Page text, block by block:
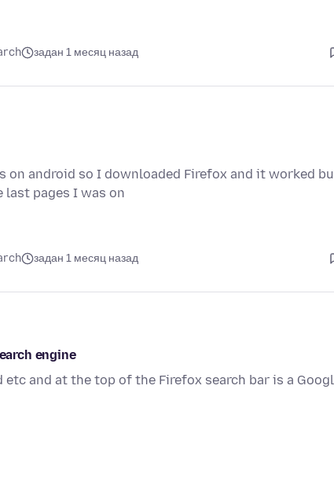
задан 1 месяц назад
on android so I downloaded Firefox and it worked
last pages I was on
задан 1 месяц назад
engine
and at the top of the Firefox search bar is a